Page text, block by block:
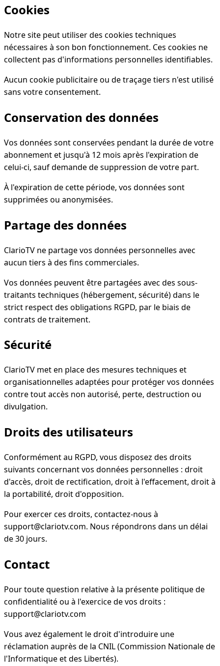
Cookies
Notre site peut utiliser des cookies techniques
nécessaires à son bon fonctionnement. Ces cookies ne
collectent pas d'informations personnelles identifiables.
Aucun cookie publicitaire ou de traçage tiers n'est utilisé
sans votre consentement.
Conservation des données
Vos données sont conservées pendant la durée de votre
abonnement et jusqu'à 12 mois après l'expiration de
celui-ci, sauf demande de suppression de votre part.
À l'expiration de cette période, vos données sont
supprimées ou anonymisées.
Partage des données
ClarioTV ne partage vos données personnelles avec
aucun tiers à des fins commerciales.
Vos données peuvent être partagées avec des sous-
traitants techniques (hébergement, sécurité) dans le
strict respect des obligations RGPD, par le biais de
contrats de traitement.
Sécurité
ClarioTV met en place des mesures techniques et
organisationnelles adaptées pour protéger vos données
contre tout accès non autorisé, perte, destruction ou
divulgation.
Droits des utilisateurs
Conformément au RGPD, vous disposez des droits
suivants concernant vos données personnelles : droit
d'accès, droit de rectification, droit à l'effacement, droit à
la portabilité, droit d'opposition.
Pour exercer ces droits, contactez-nous à
support@clariotv.com. Nous répondrons dans un délai
de 30 jours.
Contact
Pour toute question relative à la présente politique de
confidentialité ou à l'exercice de vos droits :
support@clariotv.com
Vous avez également le droit d'introduire une
réclamation auprès de la CNIL (Commission Nationale de
l'Informatique et des Libertés).